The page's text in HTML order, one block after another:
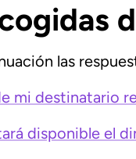
las
mi destinatario
disponible el